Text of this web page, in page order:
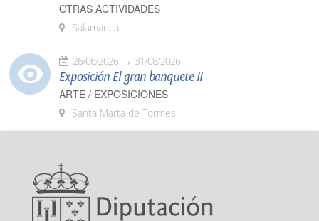
OTRAS ACTIVIDADES
Salamanca
26/06/2026 31/08/2026
Exposición El gran banquete II
ARTE / EXPOSICIONES
Santa Marta de Tormes